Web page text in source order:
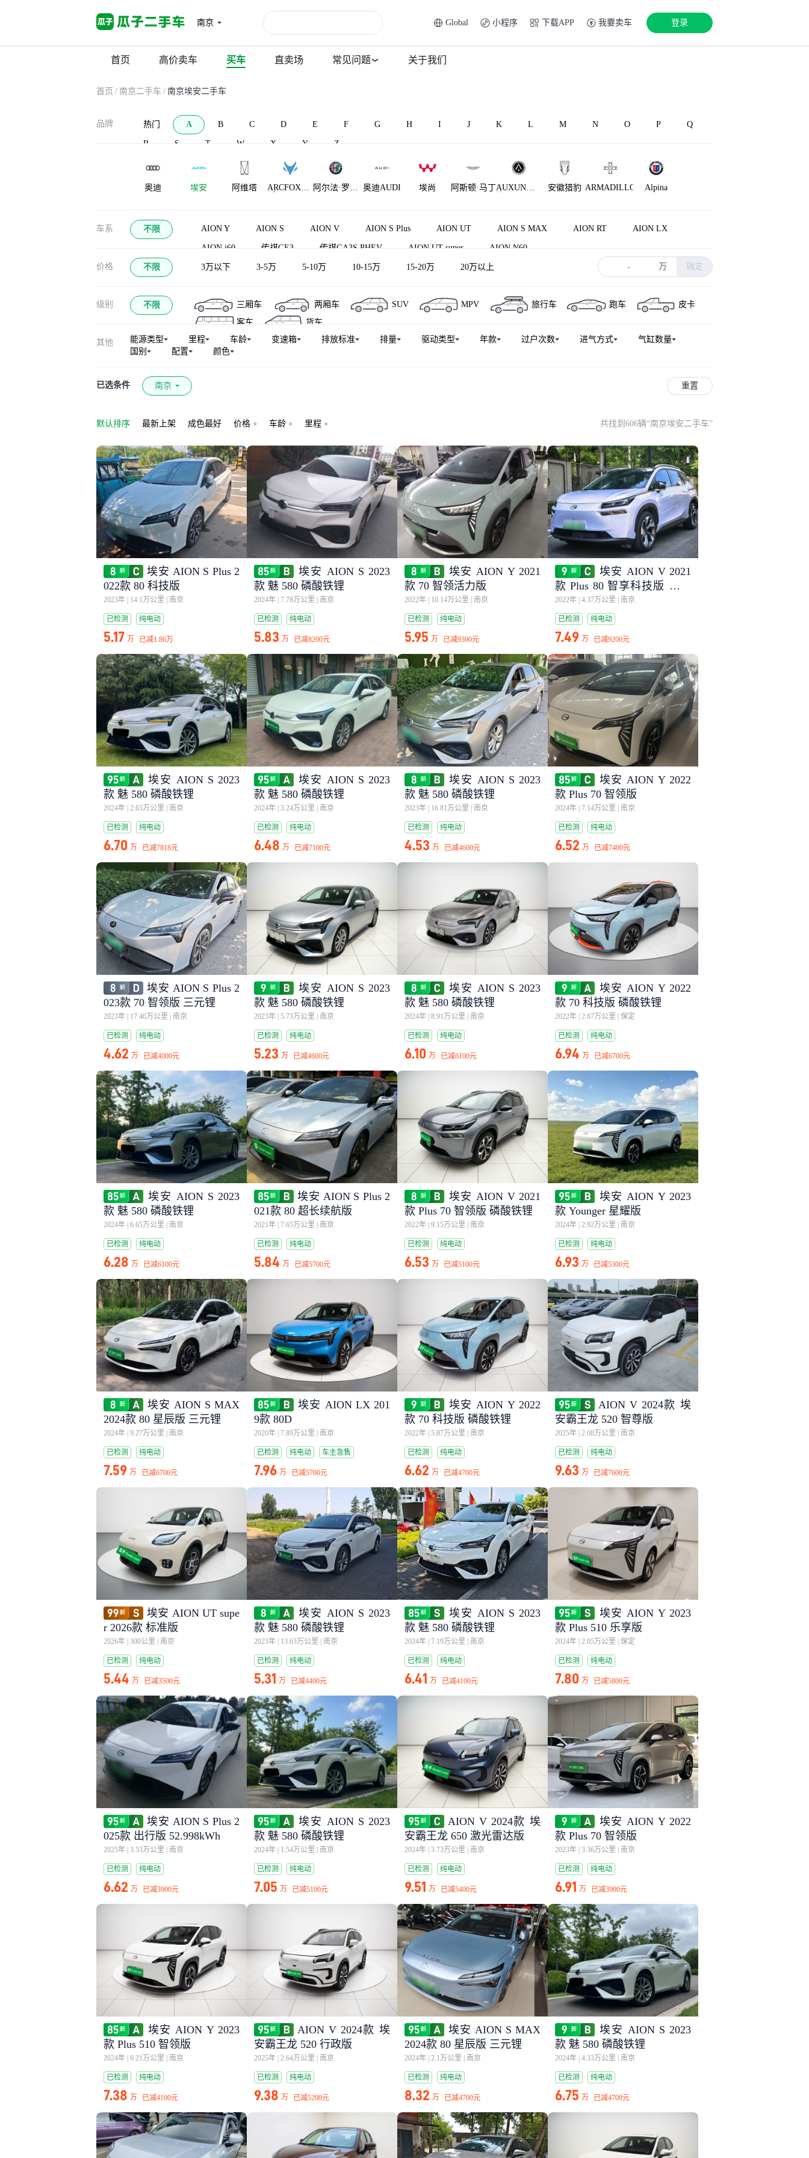
南京 Global 小程序 下载APP 我要卖车 登录
首页 高价卖车 买车 直卖场 常见问题 关于我们
首页 / 南京二手车 / 南京埃安二手车
品牌 热门 A B C D E F G H I J K L M N O P Q
R S T W X Y Z
奥迪 埃安 阿维塔
ARCFOX极 阿尔法·罗密 奥迪AUDI 埃尚 阿斯顿·马丁AUXUN傲
安徽猎豹 ARMADILLO Alpina
AC Schnitzer 安凯客车 AM晓奥
车系 不限 AION Y AION S AION V AION S Plus AION UT AION S MAX AION RT AION LX
AION i60 传祺GE3 传祺GA3S PHEV AION UT super AION N60
价格 不限 3万以下 3-5万 5-10万 10-15万 15-20万 20万以上 - 万 确定
级别 不限 三厢车 两厢车 SUV MPV 旅行车 跑车
皮卡
客车
货车
其他 能源类型 里程 车龄 变速箱 排放标准 排量 驱动类型 年款 过户次数 进气方式
气缸数量
国别
配置 颜色
已选条件 南京 重置
默认排序 最新上架 成色最好 价格 车龄 里程 共找到606辆“南京埃安二手车”
埃安 AION S Plus 2
022款 80 科技版
2023年 14.1万公里 南京
已检测 纯电动
5.17 万 已减1.86万
埃安 AION S 2023
款 魅 580 磷酸铁锂
2024年 7.78万公里 南京
已检测 纯电动
5.83 万 已减8200元
埃安 AION Y 2021
款 70 智领活力版
2022年 10.14万公里 南京
已检测 纯电动
5.95 万 已减9300元
埃安 AION V 2021
款 Plus 80 智享科技版 三元
锂
2022年 4.37万公里 南京
已检测 纯电动
7.49 万 已减9200元
埃安 AION S 2023
款 魅 580 磷酸铁锂
2024年 2.65万公里 南京
已检测 纯电动
6.70 万 已减7818元
埃安 AION S 2023
款 魅 580 磷酸铁锂
2024年 3.24万公里 南京
已检测 纯电动
6.48 万 已减7100元
埃安 AION S 2023
款 魅 580 磷酸铁锂
2023年 16.81万公里 南京
已检测 纯电动
4.53 万 已减4600元
埃安 AION Y 2022
款 Plus 70 智领版
2024年 7.14万公里 南京
已检测 纯电动
6.52 万 已减7400元
埃安 AION S Plus 2
023款 70 智领版 三元锂
2023年 17.46万公里 南京
已检测 纯电动
4.62 万 已减4000元
埃安 AION S 2023
款 魅 580 磷酸铁锂
2023年 5.73万公里 南京
已检测 纯电动
5.23 万 已减4600元
埃安 AION S 2023
款 魅 580 磷酸铁锂
2024年 8.91万公里 南京
已检测 纯电动
6.10 万 已减6100元
埃安 AION Y 2022
款 70 科技版 磷酸铁锂
2022年 2.67万公里 保定
已检测 纯电动
6.94 万 已减6700元
埃安 AION S 2023
款 魅 580 磷酸铁锂
2024年 6.65万公里 南京
已检测 纯电动
6.28 万 已减6100元
埃安 AION S Plus 2
021款 80 超长续航版
2021年 7.65万公里 南京
已检测 纯电动
5.84 万 已减5700元
埃安 AION V 2021
款 Plus 70 智领版 磷酸铁锂
2022年 9.15万公里 南京
已检测 纯电动
6.53 万 已减5100元
埃安 AION Y 2023
款 Younger 星耀版
2024年 2.92万公里 南京
已检测 纯电动
6.93 万 已减5300元
埃安 AION S MAX
2024款 80 星辰版 三元锂
2024年 9.27万公里 南京
已检测 纯电动
7.59 万 已减6700元
埃安 AION LX 201
9款 80D
2020年 7.89万公里 南京
已检测 纯电动 车主急售
7.96 万 已减5700元
埃安 AION Y 2022
款 70 科技版 磷酸铁锂
2022年 5.87万公里 南京
已检测 纯电动
6.62 万 已减4700元
AION V 2024款 埃
安霸王龙 520 智尊版
2025年 2.08万公里 南京
已检测 纯电动
9.63 万 已减7600元
埃安 AION UT supe
r 2026款 标准版
2026年 300公里 南京
已检测 纯电动
5.44 万 已减3500元
埃安 AION S 2023
款 魅 580 磷酸铁锂
2023年 13.63万公里 南京
已检测 纯电动
5.31 万 已减4400元
埃安 AION S 2023
款 魅 580 磷酸铁锂
2024年 7.19万公里 南京
已检测 纯电动
6.41 万 已减4100元
埃安 AION Y 2023
款 Plus 510 乐享版
2024年 2.05万公里 保定
已检测 纯电动
7.80 万 已减5800元
埃安 AION S Plus 2
025款 出行版 52.998kWh
2025年 3.53万公里 南京
已检测 纯电动
6.62 万 已减3900元
埃安 AION S 2023
款 魅 580 磷酸铁锂
2024年 1.54万公里 南京
已检测 纯电动
7.05 万 已减5100元
AION V 2024款 埃
安霸王龙 650 激光雷达版
2024年 3.73万公里 南京
已检测 纯电动
9.51 万 已减5400元
埃安 AION Y 2022
款 Plus 70 智领版
2023年 3.36万公里 南京
已检测 纯电动
6.91 万 已减3900元
埃安 AION Y 2023
款 Plus 510 智领版
2024年 6.21万公里 南京
已检测 纯电动
7.38 万 已减4100元
AION V 2024款 埃
安霸王龙 520 行政版
2025年 2.64万公里 南京
已检测 纯电动
9.38 万 已减5200元
埃安 AION S MAX
2024款 80 星辰版 三元锂
2024年 2.1万公里 南京
已检测 纯电动
8.32 万 已减4700元
埃安 AION S 2023
款 魅 580 磷酸铁锂
2024年 4.33万公里 南京
已检测 纯电动
6.75 万 已减4700元